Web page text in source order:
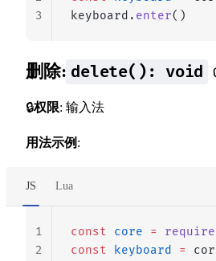
keyboard. enter()
3
删除: delete(): void
🔒权限: 输入法
用法示例 :
JS Lua
const core = require
const keyboard =
1
2